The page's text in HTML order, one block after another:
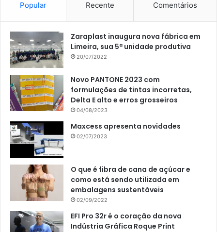
Popular Recente Comentários
Zaraplast inaugura nova fábrica em
Limeira, sua 5ª unidade produtiva
20/07/2022
Novo PANTONE 2023 com
formulações de tintas incorretas,
Delta E alto e erros grosseiros
04/08/2023
Maxcess apresenta novidades
02/07/2023
O que é fibra de cana de açúcar e
como está sendo utilizada em
embalagens sustentáveis
02/09/2022
EFI Pro 32r é o coração da nova
Indústria Gráfica Roque Print